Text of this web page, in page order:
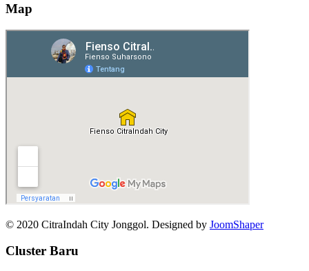
Map
© 2020 CitraIndah City Jonggol. Designed by JoomShaper
Cluster Baru